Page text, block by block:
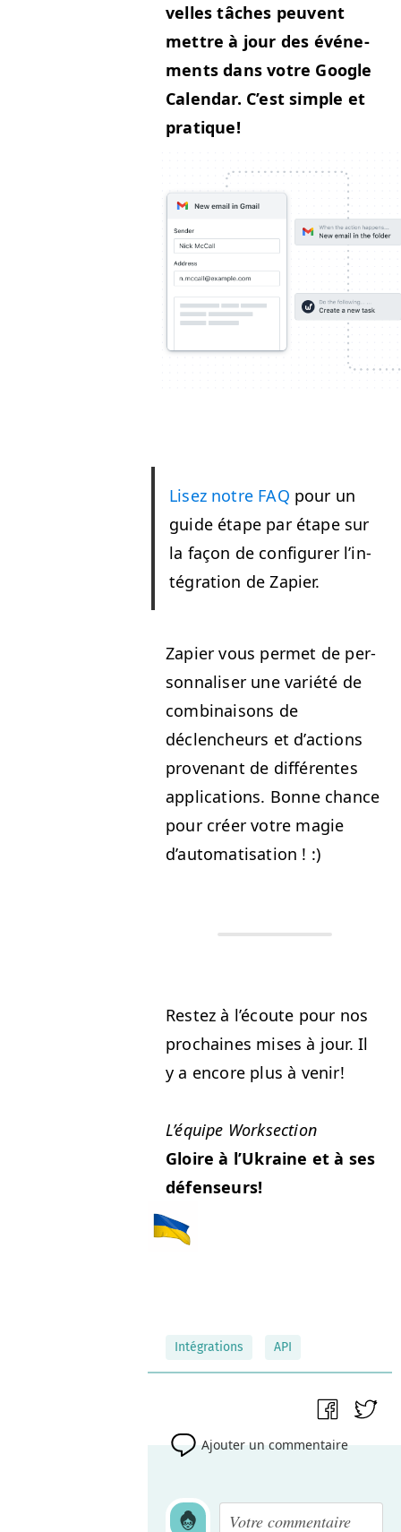
velles tâch­es peu­vent
met­tre à jour des événe­
ments dans votre Google
Cal­en­dar. C’est sim­ple et
pratique!
Lisez notre FAQ pour un
guide étape par étape sur
la façon de con­fig­ur­er l’in­
té­gra­tion de Zapier.
Zapi­er vous per­met de per­
son­nalis­er une var­iété de
com­bi­naisons de
déclencheurs et d’ac­tions
provenant de dif­férentes
appli­ca­tions. Bonne chance
pour créer votre magie
d’automatisation ! :)
Restez à l’é­coute pour nos
prochaines mis­es à jour. Il
y a encore plus à venir!
L’équipe Work­sec­tion
Gloire à l’Ukraine et à ses
défenseurs!
Intégrations API
Ajouter un commentaire